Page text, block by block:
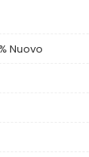
Nuovo